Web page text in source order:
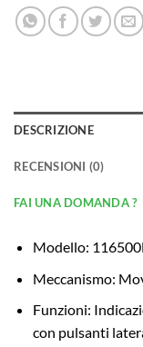
DESCRIZIONE
RECENSIONI (0)
FAI UNA DOMANDA ?
Modello:
Meccanismo:
Funzioni:
con pulsanti